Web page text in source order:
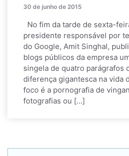
30 de junho de 2015
No fim da tarde de sexta-
presidente responsável por
do Google, Amit Singhal,
blogs públicos da empresa
singela de quatro parágrafos
diferença gigantesca na vida
foco é a pornografia de
fotografias ou […]